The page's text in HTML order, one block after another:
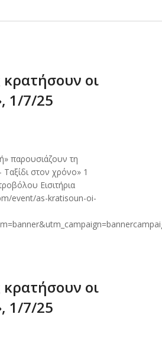
οι
1/7/25
παρουσιάζουν τη
στον χρόνο» 1
Εισιτήρια
event/as-kratisoun-oi-
οι
1/7/25